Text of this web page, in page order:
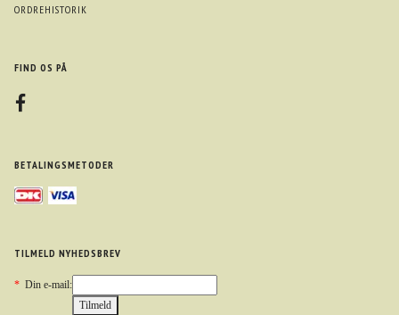
ORDREHISTORIK
FIND OS PÅ
BETALINGSMETODER
TILMELD NYHEDSBREV
* Din e-mail: